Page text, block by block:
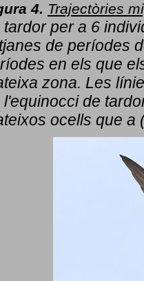
4. Trajectòries
tardor per a 6
de períodes
en els que
zona. Les
l'equinocci de
ocells que a